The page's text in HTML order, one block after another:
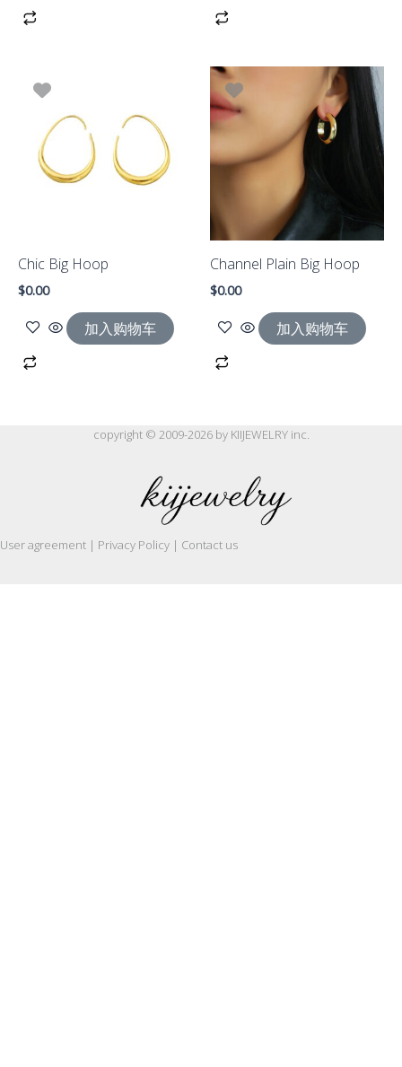
Chic Big Hoop
$0.00
加入购物车
Channel Plain Big Hoop
$0.00
加入购物车
copyright © 2009-2026 by KIIJEWELRY inc.
User agreement | Privacy Policy | Contact us